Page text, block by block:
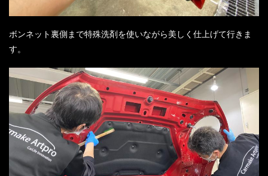
ボンネット裏側まで特殊洗剤を使いながら美しく仕上げて行きま
す。